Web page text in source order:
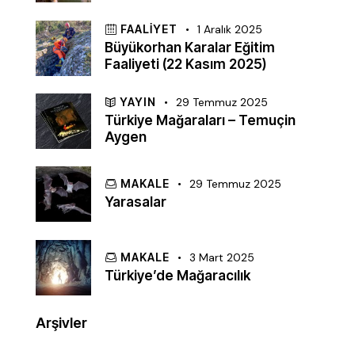
FAALIYET 1 Aralık 2025
Büyükorhan Karalar Eğitim
Faaliyeti (22 Kasım 2025)
YAYIN 29 Temmuz 2025
Türkiye Mağaraları – Temuçin
Aygen
MAKALE 29 Temmuz 2025
Yarasalar
MAKALE 3 Mart 2025
Türkiye’de Mağaracılık
Arşivler